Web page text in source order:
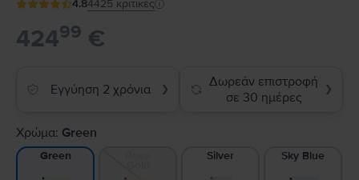
4.84425 κριτικές
42499 €
Εγγύηση 2 χρόνια ❯
Δωρεάν επιστροφή
σε 30 ημέρες
❯
Χρώμα: Green
Green Silver Sky Blue